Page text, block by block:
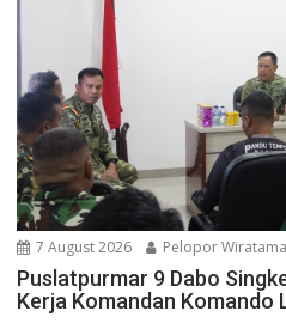
7 August 2026 Pelopor Wiratama
Puslatpurmar 9 Dabo
Kerja Komandan Komando